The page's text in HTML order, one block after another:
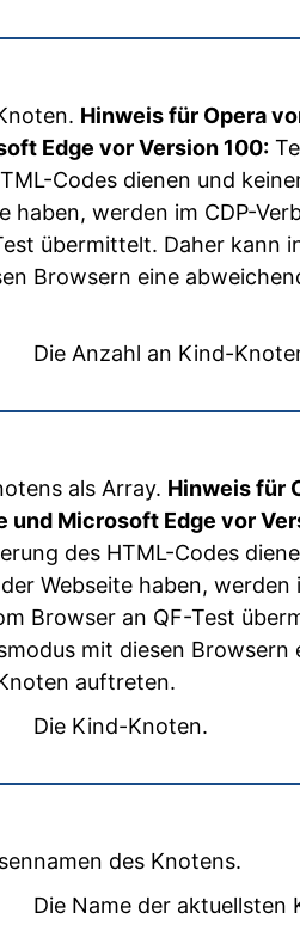
Hinweis für Opera
Edge vor Version 100:
Codes dienen und
haben, werden im CDP-
übermittelt. Daher kann
Browsern eine
Die Anzahl an Kind-
als Array. Hinweis für
und Microsoft Edge vor
des HTML-Codes
Webseite haben, werden
Browser an QF-Test
mit diesen Browsern
auftreten.
Die Kind-Knoten.
des Knotens.
Die Name der aktuellsten